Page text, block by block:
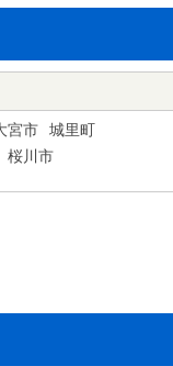
宮市
城里町
桜川市